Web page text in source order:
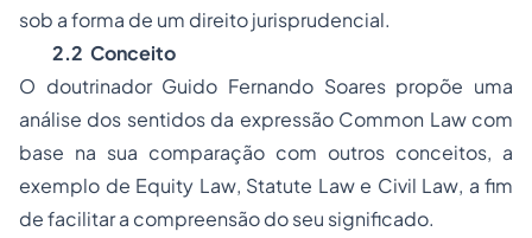
sob a forma de um direito jurisprudencial.
2.2Conceito
O doutrinador Guido Fernando Soares propõe uma
análise dos sentidos da expressão Common Lawcom
base na sua comparação com outros conceitos, a
exemplo de Equity Law, Statute Lawe Civil Law, a fim
de facilitar a compreensão do seu significado.